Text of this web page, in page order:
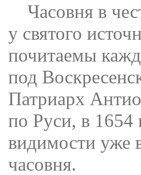
Часовня в
у святого
почитаемы
под
Патриарх
по Руси, в 1654
видимости уже
часовня.